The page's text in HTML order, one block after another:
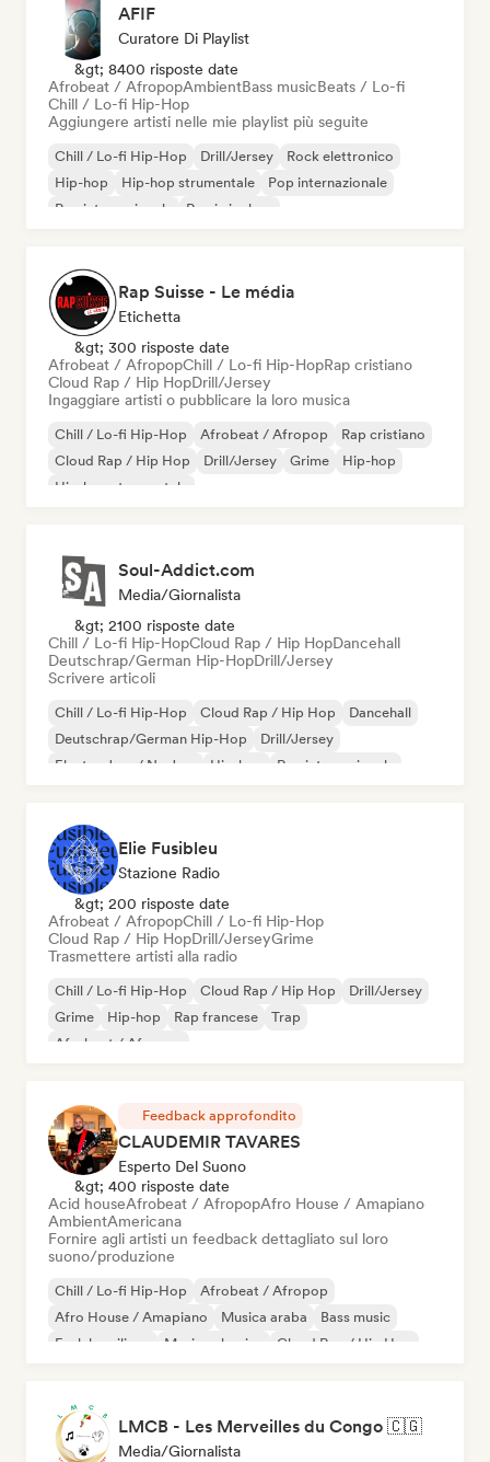
AFIF
Curatore Di Playlist
&gt; 8400 risposte date
Afrobeat / AfropopAmbientBass musicBeats / Lo-fi
Chill / Lo-fi Hip-Hop
Aggiungere artisti nelle mie playlist più seguite
Chill / Lo-fi Hip-Hop Drill/Jersey
Rock elettronico
Hip-hop
Hip-hop strumentale
Pop internazionale
Rap internazionale
Rap in inglese
Rap Suisse - Le média
Etichetta
&gt; 300 risposte date
Afrobeat / AfropopChill / Lo-fi Hip-HopRap cristiano
Cloud Rap / Hip HopDrill/Jersey
Ingaggiare artisti o pubblicare la loro musica
Chill / Lo-fi Hip-Hop Afrobeat / Afropop
Rap cristiano
Cloud Rap / Hip Hop
Drill/Jersey Grime
Hip-hop
Hip-hop strumentale
Soul-Addict.com
Media/Giornalista
&gt; 2100 risposte date
Chill / Lo-fi Hip-HopCloud Rap / Hip HopDancehall
Deutschrap/German Hip-HopDrill/Jersey
Scrivere articoli
Chill / Lo-fi Hip-Hop Cloud Rap / Hip Hop
Dancehall
Deutschrap/German Hip-Hop
Drill/Jersey
Electro Jazz / Nu Jazz
Hip-hop Rap internazionale
Elie Fusibleu
Stazione Radio
&gt; 200 risposte date
Afrobeat / AfropopChill / Lo-fi Hip-Hop
Cloud Rap / Hip HopDrill/JerseyGrime
Trasmettere artisti alla radio
Chill / Lo-fi Hip-Hop Cloud Rap / Hip Hop
Drill/Jersey
Grime
Hip-hop Rap francese
Trap
Afrobeat / Afropop
Feedback approfondito
CLAUDEMIR TAVARES
Esperto Del Suono
&gt; 400 risposte date
Acid houseAfrobeat / AfropopAfro House / Amapiano
AmbientAmericana
Fornire agli artisti un feedback dettagliato sul loro
suono/produzione
Chill / Lo-fi Hip-Hop
Afrobeat / Afropop
Afro House / Amapiano
Musica araba
Bass music
Funk brasiliano
Musica classica Cloud Rap / Hip Hop
LMCB - Les Merveilles du Congo 🇨🇬
Media/Giornalista